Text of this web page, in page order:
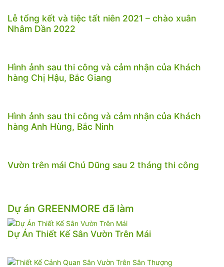
Lễ tổng kết và tiệc tất niên 2021 – chào xuân
Nhâm Dần 2022
Hình ảnh sau thi công và cảm nhận của Khách
hàng Chị Hậu, Bắc Giang
Hình ảnh sau thi công và cảm nhận của Khách
hàng Anh Hùng, Bắc Ninh
Vườn trên mái Chú Dũng sau 2 tháng thi công
Dự án GREENMORE đã làm
Dự Án Thiết Kế Sân Vườn Trên Mái